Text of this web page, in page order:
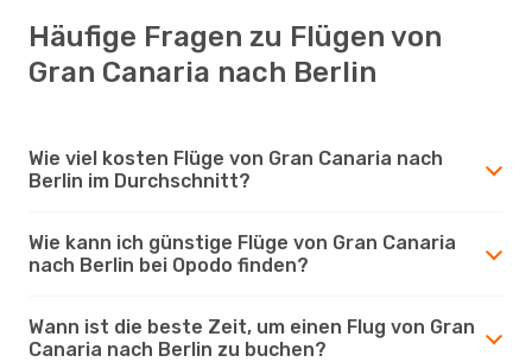
Häufige Fragen zu Flügen von
Gran Canaria nach Berlin
Wie viel kosten Flüge von Gran Canaria nach
Berlin im Durchschnitt?
Wie kann ich günstige Flüge von Gran Canaria
nach Berlin bei Opodo finden?
Wann ist die beste Zeit, um einen Flug von Gran
Canaria nach Berlin zu buchen?